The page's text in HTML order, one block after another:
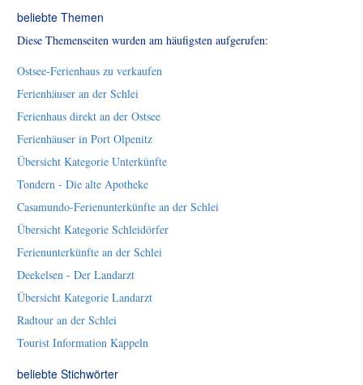
beliebte Themen
Diese Themenseiten wurden am häufigsten aufgerufen:
Ostsee-Ferienhaus zu verkaufen
Ferienhäuser an der Schlei
Ferienhaus direkt an der Ostsee
Ferienhäuser in Port Olpenitz
Übersicht Kategorie Unterkünfte
Tondern - Die alte Apotheke
Casamundo-Ferienunterkünfte an der Schlei
Übersicht Kategorie Schleidörfer
Ferienunterkünfte an der Schlei
Deekelsen - Der Landarzt
Übersicht Kategorie Landarzt
Radtour an der Schlei
Tourist Information Kappeln
beliebte Stichwörter